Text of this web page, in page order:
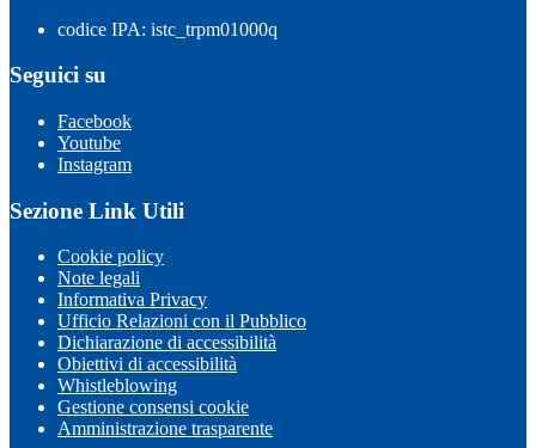
codice IPA: istc_trpm01000q
Seguici su
Facebook
Youtube
Instagram
Sezione Link Utili
Cookie policy
Note legali
Informativa Privacy
Ufficio Relazioni con il Pubblico
Dichiarazione di accessibilità
Obiettivi di accessibilità
Whistleblowing
Gestione consensi cookie
Amministrazione trasparente